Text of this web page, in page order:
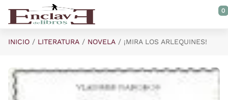
Saltar al contenido principal
0
INICIO LITERATURA NOVELA ¡MIRA LOS ARLEQUINES!